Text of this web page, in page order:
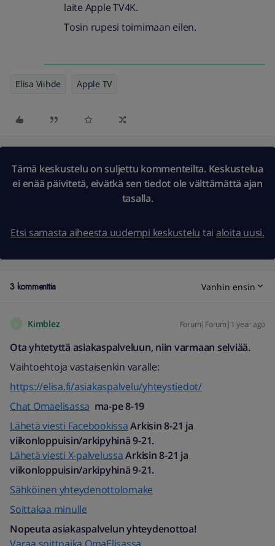
laite Apple TV4K.
Tosin rupesi toimimaan eilen.
Elisa Viihde Apple TV
Tämä keskustelu on suljettu kommenteilta. Keskustelua
ei enää päivitetä, eivätkä sen tiedot ole välttämättä ajan
tasalla.
Etsi samasta aiheesta uudempi keskustelu tai aloita uusi.
3 kommenttia Vanhin ensin
Kimblez Forum|Forum|1 year ago
Ota yhtetyttä asiakaspalveluun, niin varmaan selviää.
Vaihtoehtoja vastaisenkin varalle:
https://elisa.fi/asiakaspalvelu/yhteystiedot/
Chat Omaelisassa ma-pe 8-19
Lähetä viesti FacebookissaArkisin 8-21 ja
viikonloppuisin/arkipyhinä 9-21.
Lähetä viesti X-palvelussaArkisin 8-21 ja
viikonloppuisin/arkipyhinä 9-21.
Sähköinen yhteydenottolomake
Soittakaa minulle
Nopeuta asiakaspalvelun yhteydenottoa!